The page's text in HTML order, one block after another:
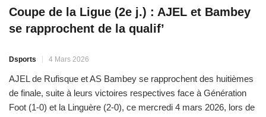
Coupe de la Ligue (2e j.) : AJEL et Bambey
se rapprochent de la qualif’
Dsports 4 Mars 2026
AJEL de Rufisque et AS Bambey se rapprochent des huitièmes
de finale, suite à leurs victoires respectives face à Génération
Foot (1-0) et la Linguère (2-0), ce mercredi 4 mars 2026, lors de